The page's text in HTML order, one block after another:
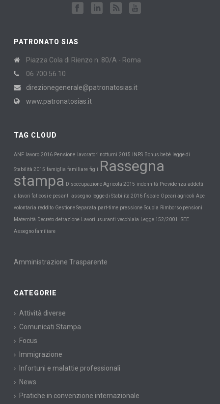
PATRONATO SIAS
Piazza Cola di Rienzo n. 80/A - Roma
06 700.56.10
direzionegenerale@patronatosias.it
www.patronatosias.it
TAG CLOUD
ANF lavoro 2016 Pensione lavoratori notturni 2015 INPS Bonus bebè legge di
Stabilità 2015 famiglia familiare figli Rassegna
stampa
Disoccupazione Agricola 2015 indennità Previdenza addetti
a lavori faticosi e pesanti assegno legge di Stabilità 2016 fiscale Opeari agricoli Ape
volontaria reddito Gestione Separata part-time pressione Scuola Rimborso pensioni
Maternità Decreto detrazione Lavori usuranti vecchiaia Legge 152/2001 ISEE
Assegno familiare
Amministrazione Trasparente
CATEGORIE
Attività diverse
Comunicati Stampa
Focus
Immigrazione
Infortuni e malattie professionali
News
Pratiche in convenzione internazionale